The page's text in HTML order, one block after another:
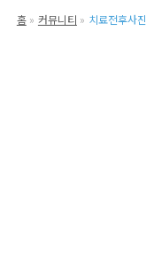
홈 커뮤니티 치료전후사진